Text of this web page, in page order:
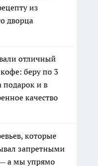
из
дворца
отличный
беру по 3
подарок и в
качество
которые
запретными
а мы упрямо